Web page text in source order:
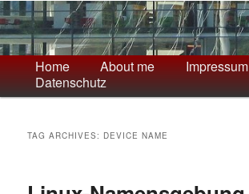
Main
menu
Home About me
Impressum
Datenschutz
TAG ARCHIVES: DEVICE NAME